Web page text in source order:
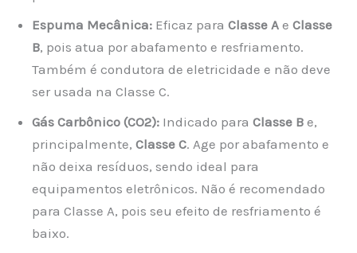
Espuma Mecânica: Eficaz para Classe A e Classe
B, pois atua por abafamento e resfriamento.
Também é condutora de eletricidade e não deve
ser usada na Classe C.
Gás Carbônico (CO2): Indicado para Classe B e,
principalmente, Classe C. Age por abafamento e
não deixa resíduos, sendo ideal para
equipamentos eletrônicos. Não é recomendado
para Classe A, pois seu efeito de resfriamento é
baixo.